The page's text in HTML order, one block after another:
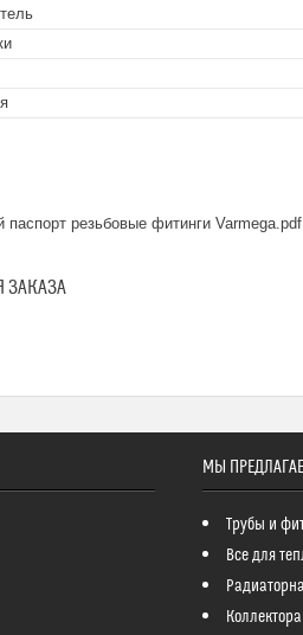
паспорт резьбовые фитинги Varmega.pdf
МЫ
Трубы и
Все для